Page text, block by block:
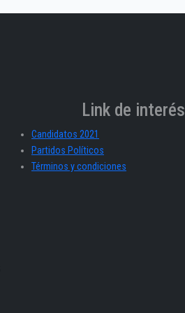
Link de interés
Candidatos 2021
Partidos Políticos
Términos y condiciones